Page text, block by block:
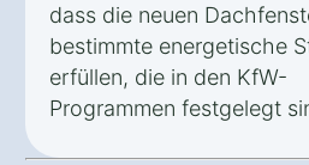
dass die neuen
bestimmte energetische
erfüllen, die in den KfW-
Programmen festgelegt